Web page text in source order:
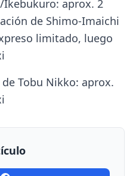
Ikebukuro: aprox. 2
de Shimo-Imaichi
limitado, luego
Tobu Nikko: aprox.